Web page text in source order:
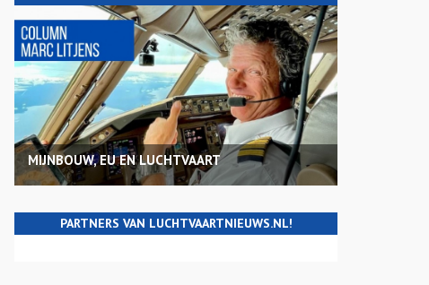
MIJNBOUW, EU EN LUCHTVAART
PARTNERS VAN LUCHTVAARTNIEUWS.NL!